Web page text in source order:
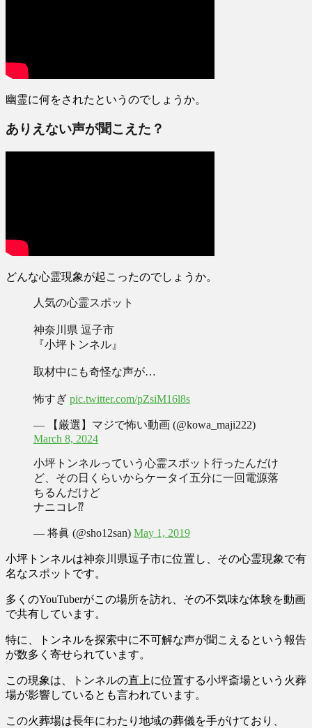
幽霊に何をされたというのでしょうか。
ありえない声が聞こえた？
どんな心霊現象が起こったのでしょうか。
人気の心霊スポット
神奈川県 逗子市
『小坪トンネル』
取材中にも奇怪な声が…
怖すぎ pic.twitter.com/pZsiM16l8s
— 【厳選】マジで怖い動画 (@kowa_maji222)
March 8, 2024
小坪トンネルっていう心霊スポット行ったんだけ
ど、その日くらいからケータイ五分に一回電源落
ちるんだけど
ナニコレ⁇
— 将眞 (@sho12san) May 1, 2019
小坪トンネルは神奈川県逗子市に位置し、その心霊現象で有
名なスポットです。
多くのYouTuberがこの場所を訪れ、その不気味な体験を動画
で共有しています。
特に、トンネルを探索中に不可解な声が聞こえるという報告
が数多く 寄せられています。
この現象は、トンネルの直上に位置する小坪斎場という火葬
場が影響しているとも言われています。
この火葬場は長年にわたり地域の葬儀を手がけており、